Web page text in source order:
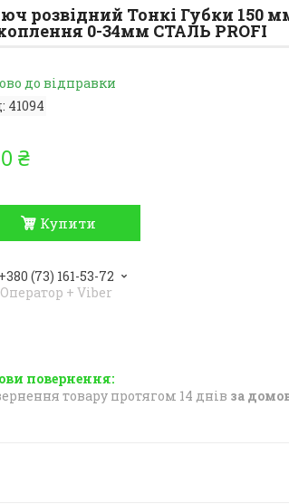
розвідний Тонкі Губки 150
0-34мм СТАЛЬ PROFI
до відправки
41094
₴
Купити
+380 (73) 161-53-72
Оператор + Viber
товару протягом 14 днів за